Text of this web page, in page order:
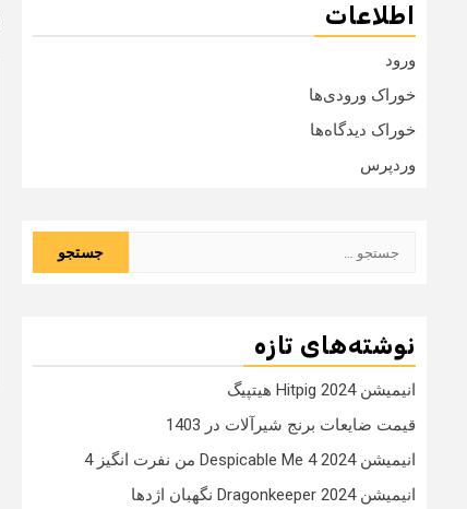
اطلاعات
ورود
خوراک ورودی‌ها
خوراک دیدگاه‌ها
وردپرس
نوشته‌های تازه
انیمیشن Hitpig 2024 هیتپیگ
قیمت ضایعات برنج شیرآلات در 1403
انیمیشن Despicable Me 4 2024 من نفرت انگیز 4
انیمیشن Dragonkeeper 2024 نگهبان اژدها